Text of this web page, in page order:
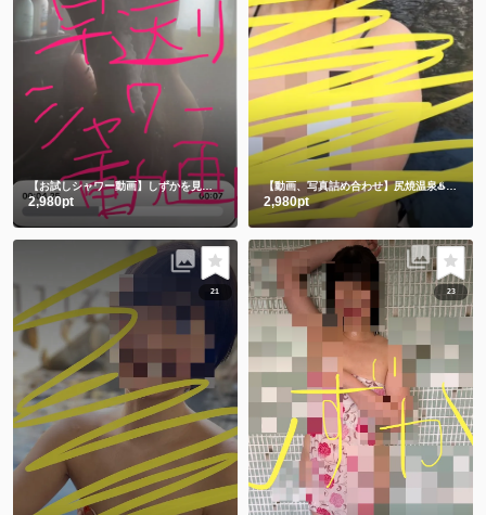
【お試しシャワー動画】しずかを見つけてくれてありがとう🫶
2,980pt
【動画、写真詰め合わせ】尻焼温泉♨️牛さん水着と鬼さん豆まき 恒例飛び込み動画付き🏊
2,980pt
21 23